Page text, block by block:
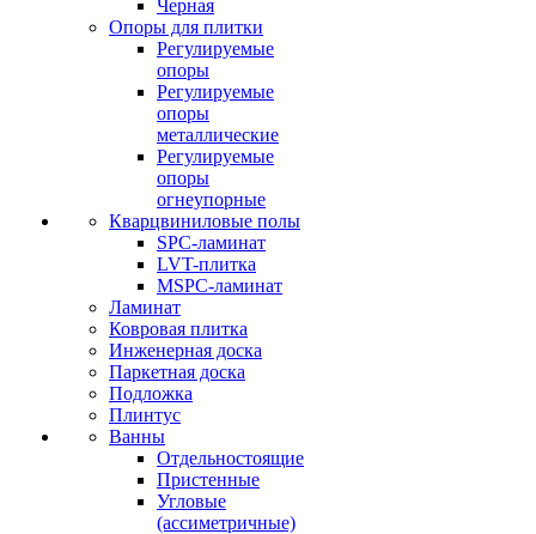
Черная
Опоры для плитки
Регулируемые
опоры
Регулируемые
опоры
металлические
Регулируемые
опоры
огнеупорные
Кварцвиниловые полы
SPC-ламинат
LVT-плитка
MSPC-ламинат
Ламинат
Ковровая плитка
Инженерная доска
Паркетная доска
Подложка
Плинтус
Ванны
Отдельностоящие
Пристенные
Угловые
(ассиметричные)